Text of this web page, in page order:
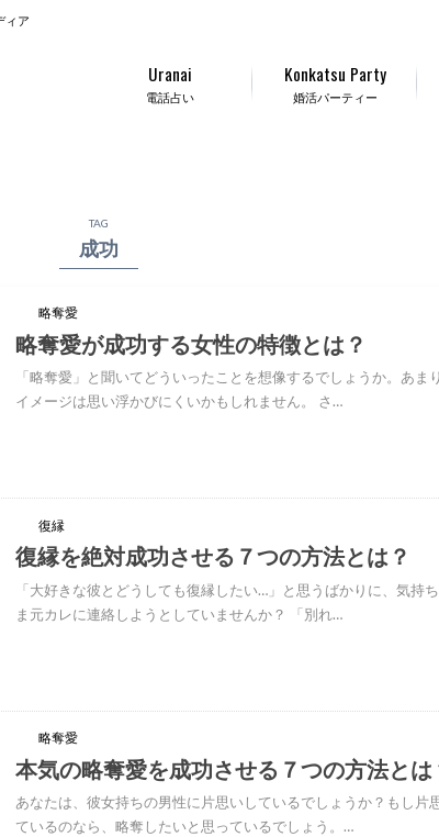
ィア
電話占い
Uranai
婚活パーティー
Konkatsu Party
TAG
成功
略奪愛
略奪愛が成功する女性の特徴とは？
「略奪愛」と聞いてどういったことを想像するでしょうか。あま
イメージは思い浮かびにくいかもしれません。 さ…
復縁
復縁を絶対成功させる７つの方法とは？
「大好きな彼とどうしても復縁したい…」と思うばかりに、気持
ま元カレに連絡しようとしていませんか？ 「別れ…
略奪愛
本気の略奪愛を成功させる７つの方法とは
あなたは、彼女持ちの男性に片思いしているでしょうか？もし片
ているのなら、略奪したいと思っているでしょう。…